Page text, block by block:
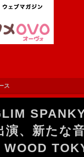
ス
演、新たな
WOOD